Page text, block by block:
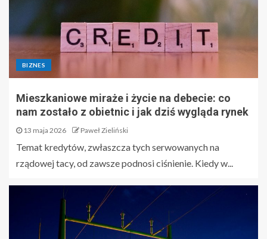
BIZNES
Mieszkaniowe miraże i życie na debecie: co
nam zostało z obietnic i jak dziś wygląda rynek
13 maja 2026 Paweł Zieliński
Temat kredytów, zwłaszcza tych serwowanych na
rządowej tacy, od zawsze podnosi ciśnienie. Kiedy w...